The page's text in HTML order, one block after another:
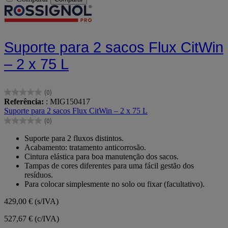
Suporte para 2 sacos Flux CitWin
– 2 x 75 L
(0)
0.0
em
5
estrelas.
Referência: : MIG150417
Suporte para 2 sacos Flux CitWin – 2 x 75 L
(0)
0.0
estrelas.
Suporte para 2 fluxos distintos.
Acabamento: tratamento anticorrosão.
Cintura elástica para boa manutenção dos sacos.
Tampas de cores diferentes para uma fácil gestão dos
resíduos.
Para colocar simplesmente no solo ou fixar (facultativo).
429,00 € (s/IVA)
527,67 € (c/IVA)